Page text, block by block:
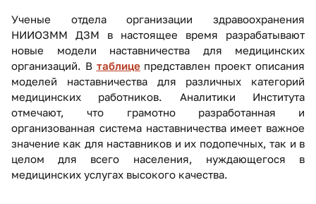
Ученые отдела организации здравоохранения
НИИОЗММ ДЗМ в настоящее время разрабатывают
новые модели наставничества для медицинских
организаций. В таблицепредставлен проект описания
моделей наставничества для различных категорий
медицинских работников. Аналитики Института
отмечают, что грамотно разработанная и
организованная система наставничества имеет важное
значение как для наставников и их подопечных, так и в
целом для всего населения, нуждающегося в
медицинских услугах высокого качества.